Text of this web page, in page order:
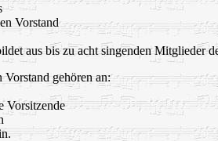
Vorstand
aus bis zu acht singenden Mitglieder
Vorstand gehören an:
Vorsitzende